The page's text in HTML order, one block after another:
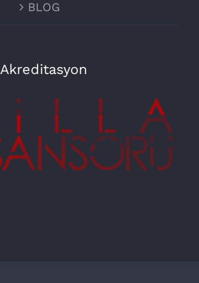
BLOG
Akreditasyon